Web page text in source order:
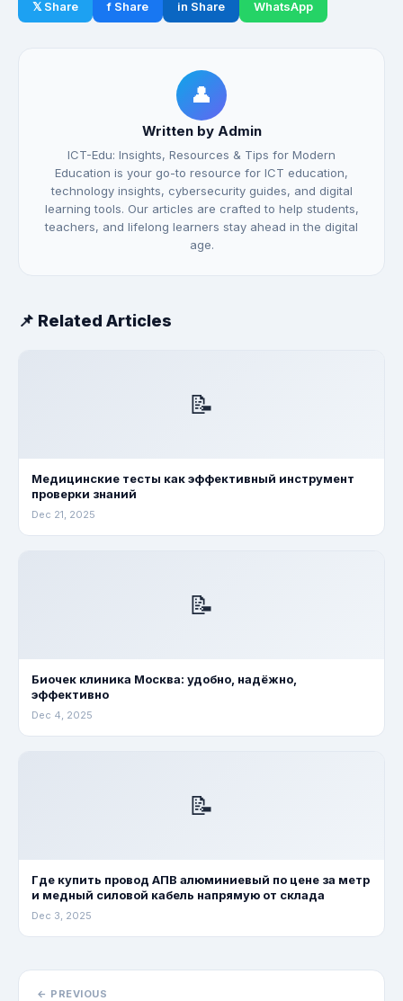
𝕏 Share f Share in Share WhatsApp
👤
Written by Admin
ICT-Edu: Insights, Resources & Tips for Modern
Education is your go-to resource for ICT education,
technology insights, cybersecurity guides, and digital
learning tools. Our articles are crafted to help students,
teachers, and lifelong learners stay ahead in the digital
age.
📌 Related Articles
📝
Медицинские тесты как эффективный инструмент
проверки знаний
Dec 21, 2025
📝
Биочек клиника Москва: удобно, надёжно,
эффективно
Dec 4, 2025
📝
Где купить провод АПВ алюминиевый по цене за метр
и медный силовой кабель напрямую от склада
Dec 3, 2025
← PREVIOUS